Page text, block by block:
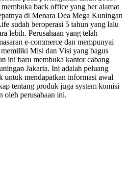
back office yang ber alamat
di Menara Dea Mega Kuningan
sudah beroperasi 5 tahun yang lalu
lebih. Perusahaan yang telah
e-commerce dan mempunyai
memiliki Misi dan Visi yang bagus
ini baru membuka kantor cabang
Jakarta. Ini adalah peluang
untuk mendapatkan informasi awal
tentang produk juga system komisi
oleh perusahaan ini.